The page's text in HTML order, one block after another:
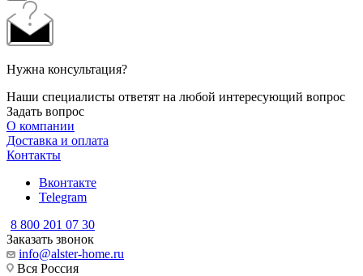
Нужна консультация?
Наши специалисты ответят на любой интересующий вопрос
Задать вопрос
О компании
Доставка и оплата
Контакты
Вконтакте
Telegram
8 800 201 07 30
Заказать звонок
info@alster-home.ru
Вся Россия